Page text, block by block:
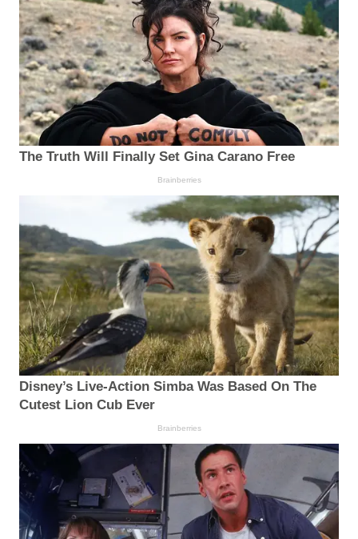
The Truth Will Finally Set Gina Carano Free
Brainberries
Disney’s Live-Action Simba Was Based On The
Cutest Lion Cub Ever
Brainberries